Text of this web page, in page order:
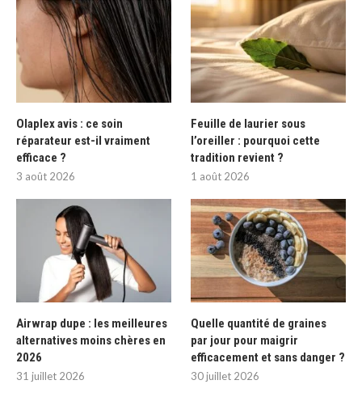
Olaplex avis : ce soin
réparateur est-il vraiment
efficace ?
3 août 2026
Feuille de laurier sous
l’oreiller : pourquoi cette
tradition revient ?
1 août 2026
Airwrap dupe : les meilleures
alternatives moins chères en
2026
31 juillet 2026
Quelle quantité de graines
par jour pour maigrir
efficacement et sans danger ?
30 juillet 2026